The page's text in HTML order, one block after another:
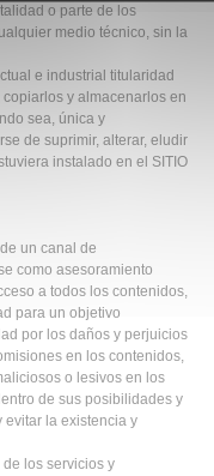
o parte de los
medio técnico, sin la
e industrial titularidad
y almacenarlos en
sea, única y
de suprimir, alterar, eludir
instalado en el SITIO
un canal de
como asesoramiento
a todos los contenidos,
para un objetivo
por los daños y perjuicios
en los contenidos,
o lesivos en los
de sus posibilidades y
evitar la existencia y
los servicios y